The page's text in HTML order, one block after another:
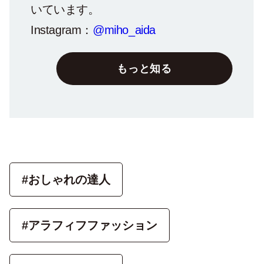
いています。
Instagram： @miho_aida
もっと知る
#おしゃれの達人
#アラフィフファッション